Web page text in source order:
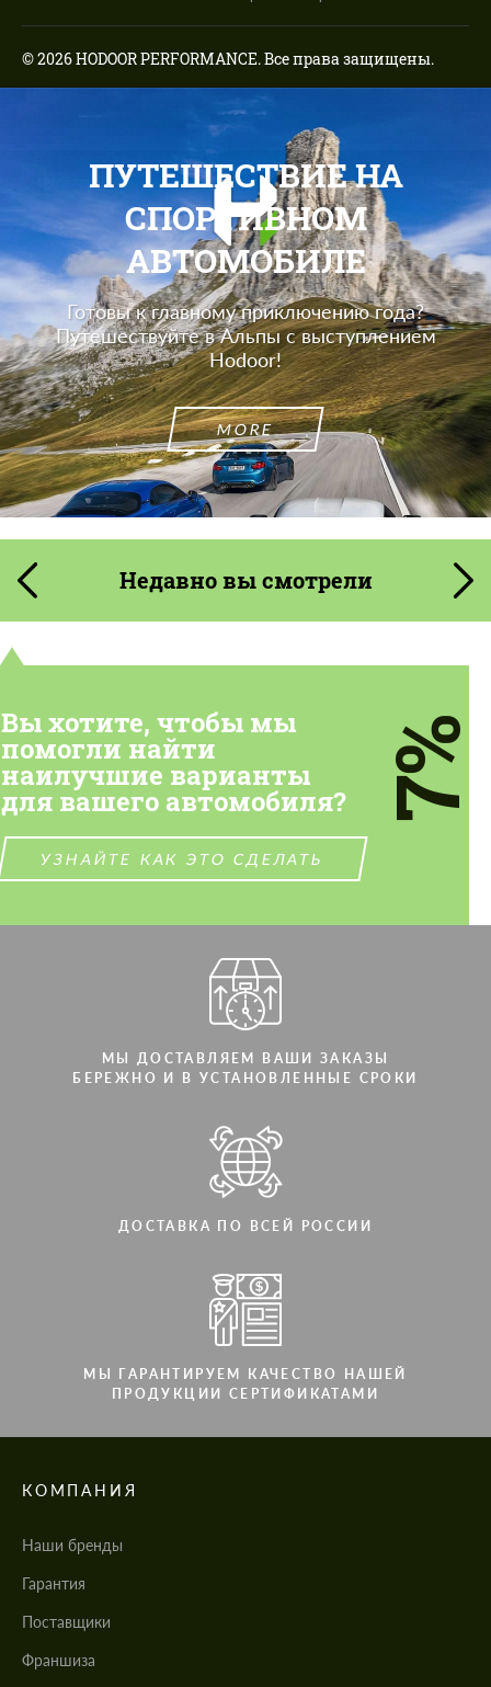
© 2026 HODOOR PERFORMANCE. Все права защищены.
ПУТЕШЕСТВИЕ НА
СПОРТИВНОМ
АВТОМОБИЛЕ
Готовы к главному приключению года?
Путешествуйте в Альпы с выступлением
Hodoor!
MORE
Недавно вы смотрели
Вы хотите, чтобы мы
помогли найти
наилучшие варианты
для вашего автомобиля?
УЗНАЙТЕ КАК ЭТО СДЕЛАТЬ
7%
МЫ ДОСТАВЛЯЕМ ВАШИ ЗАКАЗЫ
БЕРЕЖНО И В УСТАНОВЛЕННЫЕ СРОКИ
ДОСТАВКА ПО ВСЕЙ РОССИИ
МЫ ГАРАНТИРУЕМ КАЧЕСТВО НАШЕЙ
ПРОДУКЦИИ СЕРТИФИКАТАМИ
КОМПАНИЯ
Наши бренды
Гарантия
Поставщики
Франшиза